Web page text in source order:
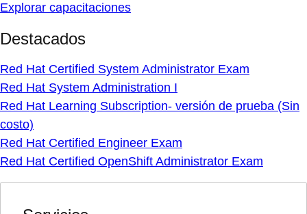
Explorar capacitaciones
Destacados
Red Hat Certified System Administrator Exam
Red Hat System Administration I
Red Hat Learning Subscription- versión de prueba (Sin
costo)
Red Hat Certified Engineer Exam
Red Hat Certified OpenShift Administrator Exam